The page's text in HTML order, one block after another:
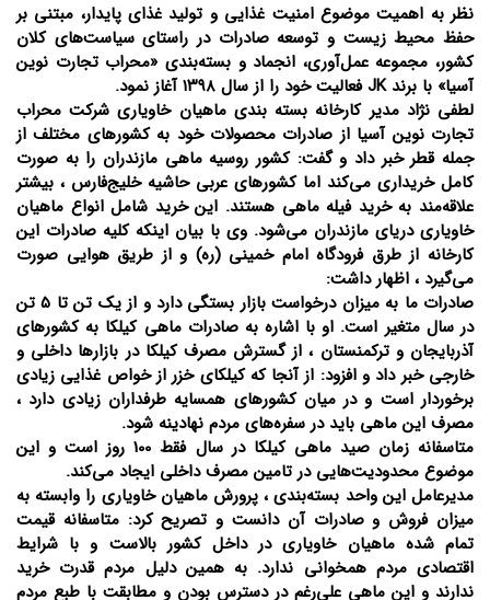
نظر به اهمیت موضوع امنیت غذایی و تولید غذای پایدار، مبتنی بر
حفظ محیط ‌زیست و توسعه صادرات در راستای سیاست‌های کلان
کشور، مجموعه عمل‌آوری، انجماد و بسته‌بندی «محراب تجارت نوین
آسیا» با برند JK فعالیت خود را از سال ١٣٩٨ آغاز نمود.
لطفی نژاد مدیر کارخانه بسته بندی ماهیان خاویاری شرکت محراب
تجارت نوین آسیا از صادرات محصولات خود به کشورهای مختلف از
جمله قطر خبر داد و گفت: کشور روسیه ماهی مازندران را به صورت
کامل خریداری می‌کند اما کشورهای عربی حاشیه خلیج‌فارس ، بیشتر
علاقه‌مند به خرید فیله ماهی هستند. این خرید شامل انواع ماهیان
خاویاری دریای مازندران می‌شود. وی با بیان اینکه کلیه صادرات این
کارخانه از طرق فرودگاه امام خمینی (ره) و از طریق هوایی صورت
می‌گیرد ، اظهار داشت:
صادرات ما به میزان درخواست بازار بستگی دارد و از یک تن تا 5 تن
در سال متغیر است. او با اشاره به صادرات ماهی کیلکا به کشورهای
آذربایجان و ترکمنستان ، از گسترش مصرف کیلکا در بازارها داخلی و
خارجی خبر داد و افزود: از آنجا که کیلکای خزر از خواص غذایی زیادی
برخوردار است و در میان کشورهای همسایه طرفداران زیادی دارد ،
مصرف این ماهی باید در سفره‌های مردم نهادینه شود.
متاسفانه زمان صید ماهی کیلکا در سال فقط 100 روز است و این
موضوع محدودیت‌هایی در تامین مصرف داخلی ایجاد می‌کند.
مدیرعامل این واحد بسته‌بندی ، پرورش ماهیان خاویاری را وابسته به
میزان فروش و صادرات آن دانست و تصریح کرد: متاسفانه قیمت
تمام شده ماهیان خاویاری در داخل کشور بالاست و با شرایط
اقتصادی مردم همخوانی ندارد. به همین دلیل مردم قدرت خرید
ندارند و این ماهی علی‌رغم در دسترس بودن و مطابقت با طبع مردم